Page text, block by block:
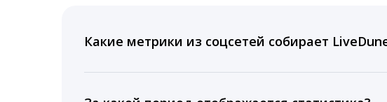
Какие метрики из соцсетей собирает
время для публикации, показываем лучшие посты и